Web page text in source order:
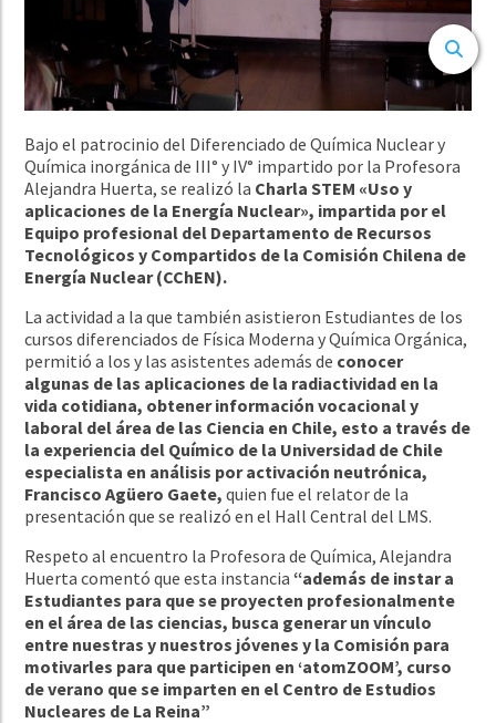
Bajo el patrocinio del Diferenciado de Química Nuclear y
Química inorgánica de III° y IV° impartido por la Profesora
Alejandra Huerta, se realizó la Charla STEM «Uso y
aplicaciones de la Energía Nuclear», impartida por el
Equipo profesional del Departamento de Recursos
Tecnológicos y Compartidos de la Comisión Chilena de
Energía Nuclear (CChEN).
La actividad a la que también asistieron Estudiantes de los
cursos diferenciados de Física Moderna y Química Orgánica,
permitió a los y las asistentes además de conocer
algunas de las aplicaciones de la radiactividad en la
vida cotidiana, obtener información vocacional y
laboral del área de las Ciencia en Chile, esto a través de
la experiencia del Químico de la Universidad de Chile
especialista en análisis por activación neutrónica,
Francisco Agüero Gaete,quien fue el relator de la
presentación que se realizó en el Hall Central del LMS.
Respeto al encuentro la Profesora de Química, Alejandra
Huerta comentó que esta instancia “además de instar a
Estudiantes para que se proyecten profesionalmente
en el área de las ciencias, busca generar un vínculo
entre nuestras y nuestros jóvenes y la Comisión para
motivarles para que participen en ‘atomZOOM’, curso
de verano que se imparten en el Centro de Estudios
Nucleares de La Reina”